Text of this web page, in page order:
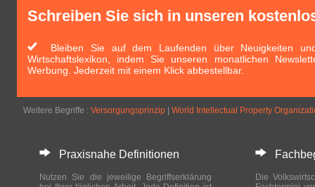
Schreiben Sie sich in unseren
Bleiben Sie auf dem Laufenden über Neuigkeiten
Wirtschaftslexikon, indem Sie unseren monatlichen
Werbung. Jederzeit mit einem Klick abbestellbar.
Weitere Begriffe : Versorgungsprinzip World Intellectual Property
Praxisnahe Definitionen
Nutzen Sie die jeweilige Begriffserklärung
Die